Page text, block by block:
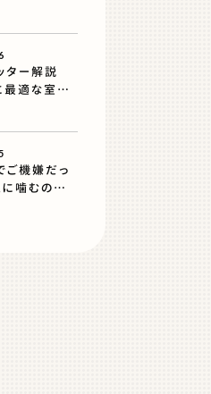
ター解説
最適な室温
に気をつけ
ご機嫌だっ
噛むのは